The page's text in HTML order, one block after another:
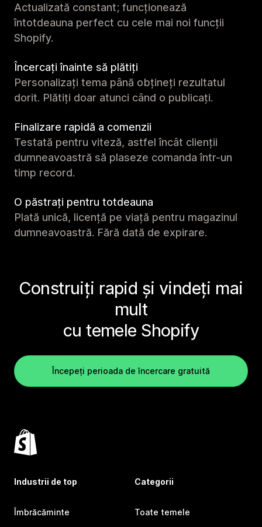
Actualizată constant; funcționează
întotdeauna perfect cu cele mai noi funcții
Shopify.
Încercați înainte să plătiți
Personalizați tema până obțineți rezultatul
dorit. Plătiți doar atunci când o publicați.
Finalizare rapidă a comenzii
Testată pentru viteză, astfel încât clienții
dumneavoastră să plaseze comanda într-un
timp record.
O păstrați pentru totdeauna
Plată unică, licență pe viață pentru magazinul
dumneavoastră. Fără dată de expirare.
Construiți rapid și vindeți mai
mult
cu temele Shopify
Începeți perioada de încercare gratuită
Industrii de top
Îmbrăcăminte
Categorii
Toate temele